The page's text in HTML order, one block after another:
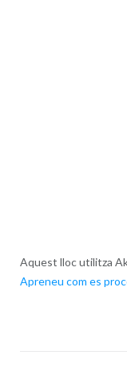
Aquest lloc utilitza
Apreneu com es